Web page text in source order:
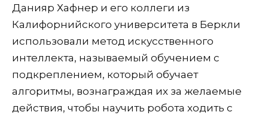
Данияр Хафнер и его коллеги из
Калифорнийского университета в Беркли
использовали метод искусственного
интеллекта, называемый обучением с
подкреплением, который обучает
алгоритмы, вознаграждая их за желаемые
действия, чтобы научить робота ходить с